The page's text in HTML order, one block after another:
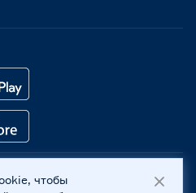
-2026, 236029, г. Калининград,
чтобы